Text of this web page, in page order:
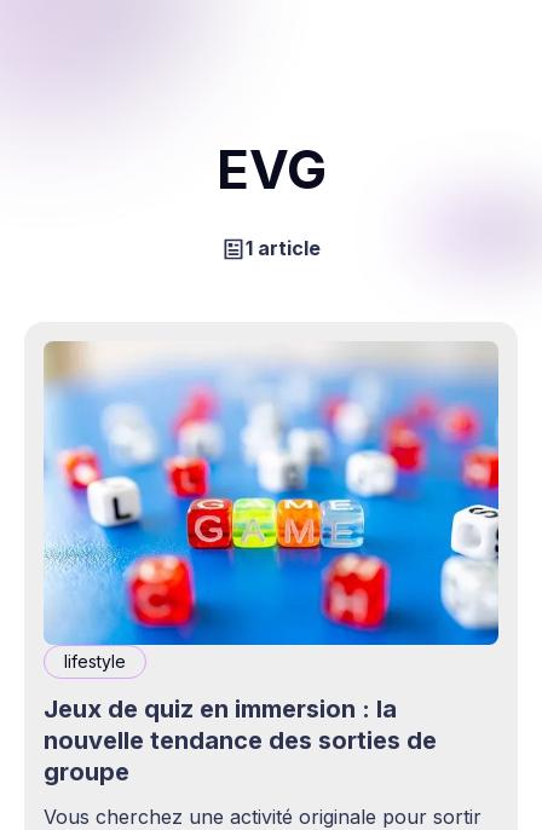
EVG
1 article
lifestyle
Jeux de quiz en immersion : la
nouvelle tendance des sorties de
groupe
Vous cherchez une activité originale pour sortir